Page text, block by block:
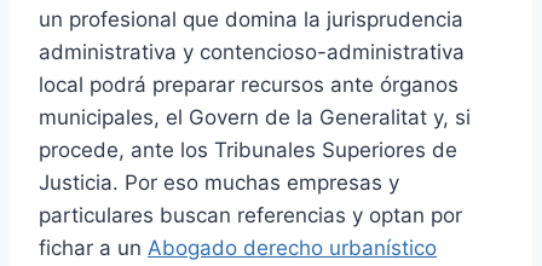
un profesional que domina la jurisprudencia
administrativa y contencioso-administrativa
local podrá preparar recursos ante órganos
municipales, el Govern de la Generalitat y, si
procede, ante los Tribunales Superiores de
Justicia. Por eso muchas empresas y
particulares buscan referencias y optan por
fichar a un Abogado derecho urbanístico